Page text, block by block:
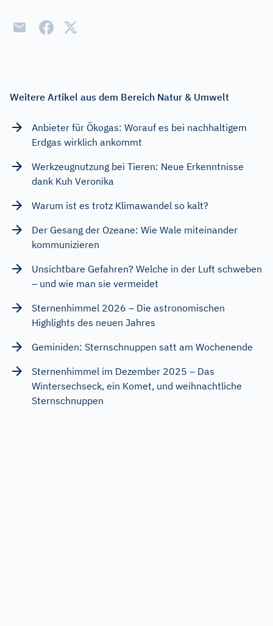
Weitere Artikel aus dem Bereich Natur & Umwelt
Anbieter für Ökogas: Worauf es bei nachhaltigem
Erdgas wirklich ankommt
Werkzeugnutzung bei Tieren: Neue Erkenntnisse
dank Kuh Veronika
Warum ist es trotz Klimawandel so kalt?
Der Gesang der Ozeane: Wie Wale miteinander
kommunizieren
Unsichtbare Gefahren? Welche in der Luft schweben
– und wie man sie vermeidet
Sternenhimmel 2026 – Die astronomischen
Highlights des neuen Jahres
Geminiden: Sternschnuppen satt am Wochenende
Sternenhimmel im Dezember 2025 – Das
Wintersechseck, ein Komet, und weihnachtliche
Sternschnuppen